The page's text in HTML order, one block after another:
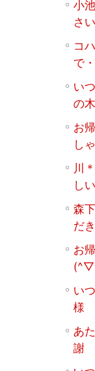
小
さ
コ
で
い
の
お
しゃ
川
し
森
だ
お
い
様
あ
謝